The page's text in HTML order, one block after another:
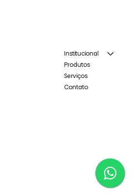
Institucional
Produtos
Serviços
Contato